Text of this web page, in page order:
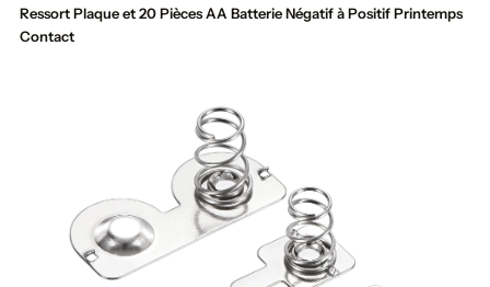
Ressort Plaque et 20 Pièces AA Batterie Négatif à Positif Printemps
Contact